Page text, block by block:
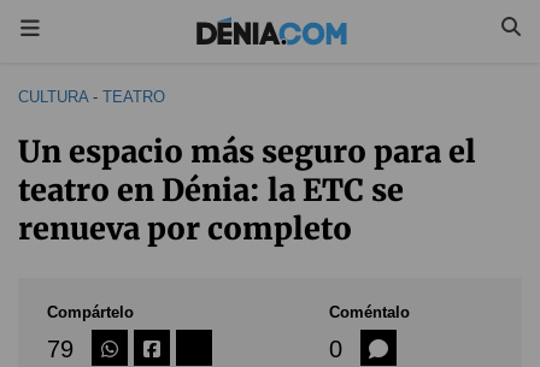
CULTURA- TEATRO
Un espacio más seguro para el
teatro en Dénia: la ETC se
renueva por completo
Compártelo
79
Coméntalo
0